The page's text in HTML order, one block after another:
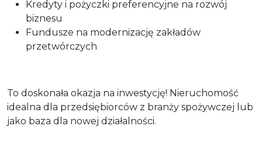
Kredyty i pożyczki preferencyjne na rozwój
biznesu
Fundusze na modernizację zakładów
przetwórczych
To doskonała okazja na inwestycję! Nieruchomość
idealna dla przedsiębiorców z branży spożywczej lub
jako baza dla nowej działalności.